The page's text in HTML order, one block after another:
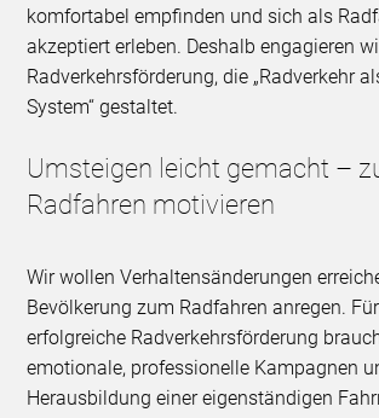
komfortabel empfinden und sich als
akzeptiert erleben. Deshalb engagieren
Radverkehrsförderung, die „Radverkehr
System“ gestaltet.
Umsteigen leicht gemacht –
Radfahren motivieren
Wir wollen Verhaltensänderungen
Bevölkerung zum Radfahren anregen.
erfolgreiche Radverkehrsförderung
emotionale, professionelle Kampagnen
Herausbildung einer eigenständigen